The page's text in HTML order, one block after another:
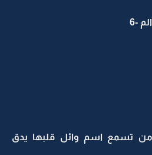
-6
من تسمع اسم وائل قلبها يدق